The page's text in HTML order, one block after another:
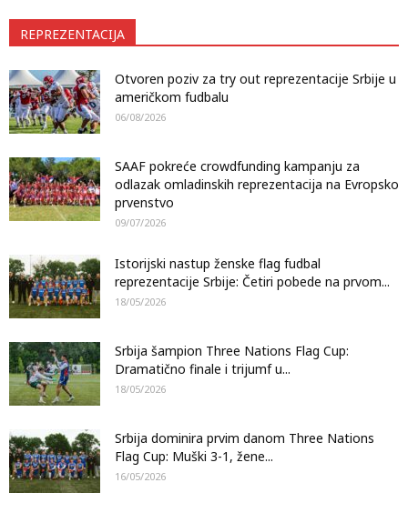
REPREZENTACIJA
Otvoren poziv za try out reprezentacije Srbije u
američkom fudbalu
06/08/2026
SAAF pokreće crowdfunding kampanju za
odlazak omladinskih reprezentacija na Evropsko
prvenstvo
09/07/2026
Istorijski nastup ženske flag fudbal
reprezentacije Srbije: Četiri pobede na prvom...
18/05/2026
Srbija šampion Three Nations Flag Cup:
Dramatično finale i trijumf u...
18/05/2026
Srbija dominira prvim danom Three Nations
Flag Cup: Muški 3-1, žene...
16/05/2026